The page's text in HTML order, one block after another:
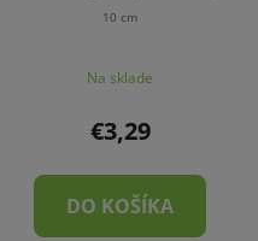
10 cm
Na sklade
€3,29
DO KOŠÍKA